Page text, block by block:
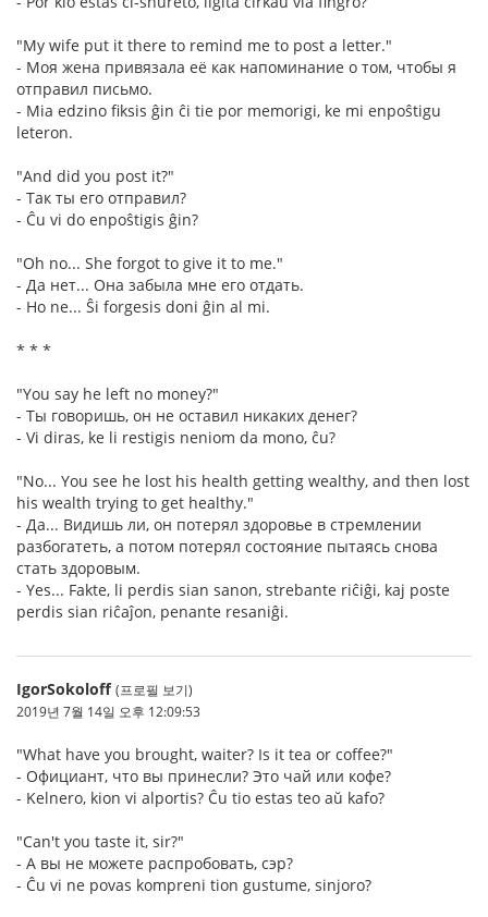
"My wife put it there to remind me to post a letter."
- Моя жена привязала её как напоминание о том, чтобы я
отправил письмо.
- Mia edzino fiksis ĝin ĉi tie por memorigi, ke mi enpoŝtigu
leteron.
"And did you post it?"
- Так ты его отправил?
- Ĉu vi do enpoŝtigis ĝin?
"Oh no... She forgot to give it to me."
- Да нет... Она забыла мне его отдать.
- Ho ne... Ŝi forgesis doni ĝin al mi.
* * *
"You say he left no money?"
- Ты говоришь, он не оставил никаких денег?
- Vi diras, ke li restigis neniom da mono, ĉu?
"No... You see he lost his health getting wealthy, and then lost
his wealth trying to get healthy."
- Да... Видишь ли, он потерял здоровье в стремлении
разбогатеть, а потом потерял состояние пытаясь снова
стать здоровым.
- Yes... Fakte, li perdis sian sanon, strebante riĉiĝi, kaj poste
perdis sian riĉaĵon, penante resaniĝi.
IgorSokoloff (프로필 보기)
2019년 7월 14일 오후 12:09:53
"What have you brought, waiter? Is it tea or coffee?"
- Официант, что вы принесли? Это чай или кофе?
- Kelnero, kion vi alportis? Ĉu tio estas teo aŭ kafo?
"Can't you taste it, sir?"
- А вы не можете распробовать, сэр?
- Ĉu vi ne povas kompreni tion gustume, sinjoro?